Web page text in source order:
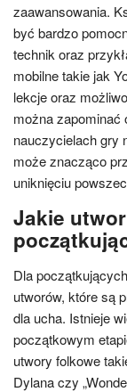
zaawansowania.
być bardzo
technik oraz
mobilne takie jak
lekcje oraz
można
nauczycielach gry
może znacząco
uniknięciu
Jakie
Dla
utworów, które są
dla ucha. Istnieje
początkowym
utwory folkowe
Dylana czy